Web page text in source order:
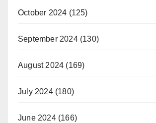
October 2024 (125)
September 2024(130)
August 2024 (169)
July 2024(180)
June 2024(166)